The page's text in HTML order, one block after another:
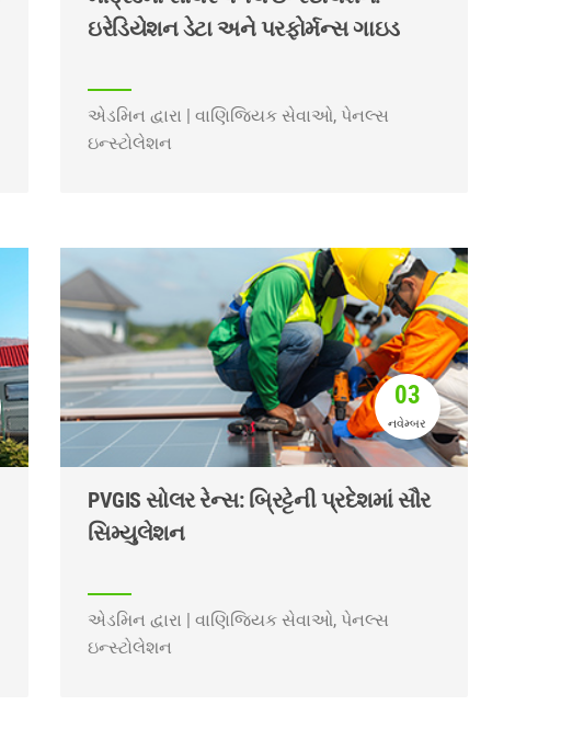
ઇરેડિયેશન ડેટા અને પરફોર્મન્સ ગાઇડ
એડમિન દ્વારા | વાણિજ્યિક સેવાઓ, પેનલ્સ
ઇન્સ્ટોલેશન
03
નવેમ્બર
PVGIS સોલર રેન્સ: બ્રિટ્ટેની પ્રદેશમાં સૌર
સિમ્યુલેશન
એડમિન દ્વારા | વાણિજ્યિક સેવાઓ, પેનલ્સ
ઇન્સ્ટોલેશન